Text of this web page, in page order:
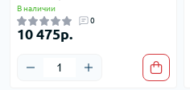
В наличии
0
10 475р.